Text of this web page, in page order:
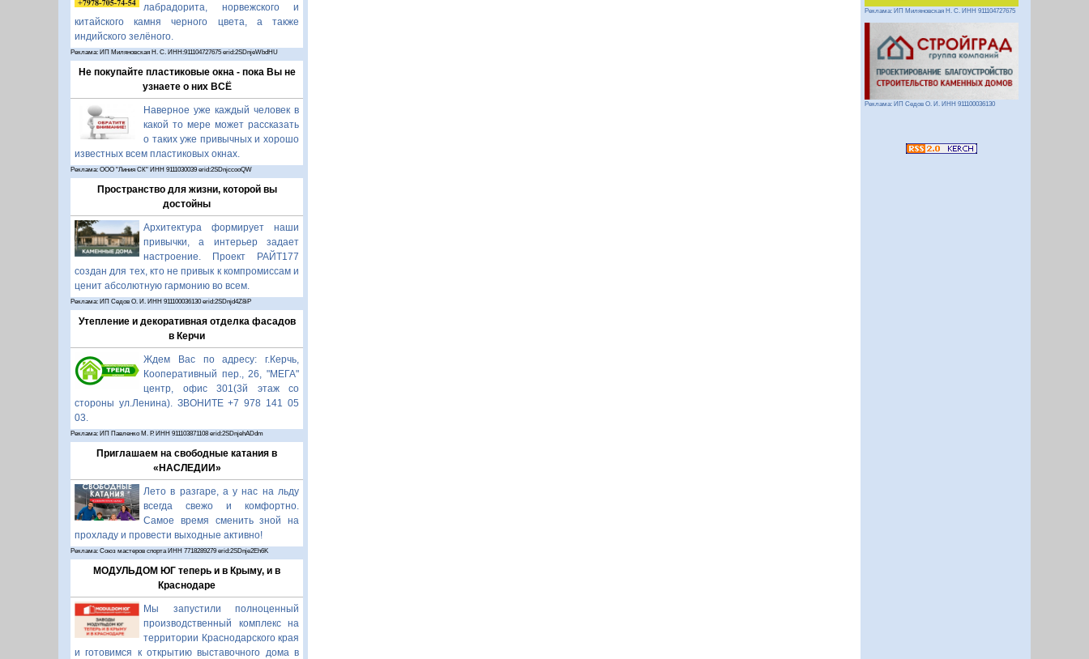
лабрадорита, норвежского и
китайского камня черного цвета, а также
индийского зелёного.
Реклама: ИП Миляновская Н. С. ИНН:911104727675 erid:2SDnjeWbdHU
Не покупайте пластиковые окна - пока Вы не
узнаете о них ВСЁ
Наверное уже каждый человек в
какой то мере может рассказать
о таких уже привычных и хорошо
известных всем пластиковых окнах.
Реклама: ООО "Линия СК" ИНН 9111030039 erid:2SDnjccooQW
Пространство для жизни, которой вы
достойны
Архитектура формирует наши
привычки, а интерьер задает
настроение. Проект РАЙТ177
создан для тех, кто не привык к компромиссам и
ценит абсолютную гармонию во всем.
Реклама: ИП Седов О. И. ИНН 911100036130 erid:2SDnjd4Z8iP
Утепление и декоративная отделка фасадов
в Керчи
Ждем Вас по адресу: г.Керчь,
Кооперативный пер., 26, "МЕГА"
центр, офис 301(3й этаж со
стороны ул.Ленина). ЗВОНИТЕ +7 978 141 05
03.
Реклама: ИП Павленко М. Р. ИНН 911103871108 erid:2SDnjehADdm
Приглашаем на свободные катания в
«НАСЛЕДИИ»
Лето в разгаре, а у нас на льду
всегда свежо и комфортно.
Самое время сменить зной на
прохладу и провести выходные активно!
Реклама: Союз мастеров спорта ИНН 7718289279 erid:2SDnje2Eh6K
МОДУЛЬДОМ ЮГ теперь и в Крыму, и в
Краснодаре
Мы запустили полноценный
производственный комплекс на
территории Краснодарского края
и готовимся к открытию выставочного дома в
Реклама: ИП Миляновская Н. С. ИНН 911104727675
Реклама: ИП Седов О. И. ИНН 911100036130